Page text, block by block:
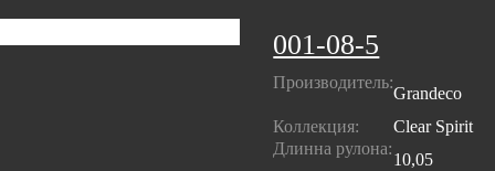
001-08-5
Производитель:
Grandeco
Коллекция:
Clear Spirit
Длинна рулона:
10,05